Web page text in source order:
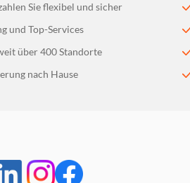
Sie flexibel und sicher
und Top-Services
über 400 Standorte
nach Hause